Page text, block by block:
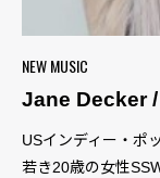
NEW MUSIC
Jane Decker /
USインディー・ポ
若き20歳の女性